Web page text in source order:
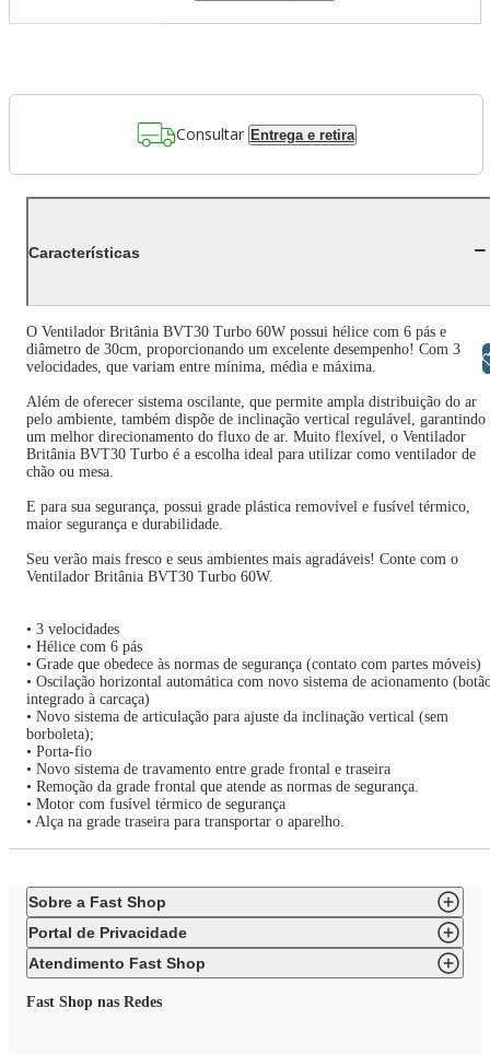
Consultar Entrega e retira
Características
O Ventilador Britânia BVT30 Turbo 60W possui hélice com 6 pás e
diâmetro de 30cm, proporcionando um excelente desempenho! Com 3
velocidades, que variam entre mínima, média e máxima.
Além de oferecer sistema oscilante, que permite ampla distribuição do ar
pelo ambiente, também dispõe de inclinação vertical regulável, garantindo
um melhor direcionamento do fluxo de ar. Muito flexível, o Ventilador
Britânia BVT30 Turbo é a escolha ideal para utilizar como ventilador de
chão ou mesa.
E para sua segurança, possui grade plástica removível e fusível térmico,
maior segurança e durabilidade.
Seu verão mais fresco e seus ambientes mais agradáveis! Conte com o
Ventilador Britânia BVT30 Turbo 60W.
• 3 velocidades
• Hélice com 6 pás
• Grade que obedece às normas de segurança (contato com partes móveis)
• Oscilação horizontal automática com novo sistema de acionamento
integrado à carcaça)
• Novo sistema de articulação para ajuste da inclinação vertical (sem
borboleta);
• Porta-fio
• Novo sistema de travamento entre grade frontal e traseira
• Remoção da grade frontal que atende as normas de segurança.
• Motor com fusível térmico de segurança
• Alça na grade traseira para transportar o aparelho.
Sobre a Fast Shop
Portal de Privacidade
Atendimento Fast Shop
Fast Shop nas Redes
Libras